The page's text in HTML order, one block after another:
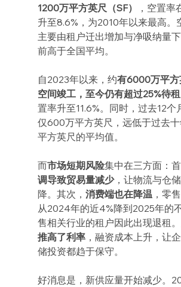
1200万平方英尺（SF）
，空置率
升至8.6%，为2010年以来最高。
主要由租户迁出增加与净吸纳量
前高于全国平均。
自2023年以来，约有6000万平方
空间竣工，至今仍有超过25%待租
置率升至11.6%。同时，过去12个
仅600万平方英尺，远低于过去
平方英尺的平均值。
而市场短期风险集中在三方面：首
调导致贸易量减少，让物流与仓
降。其次， 消费端也在降温 ，零
从2024年的近4%降到2025年的
售相关行业的租户因此出现退租。
推高了利率，融资成本上升，让
储投资都趋于保守。
好消息是，新供应量开始减少。